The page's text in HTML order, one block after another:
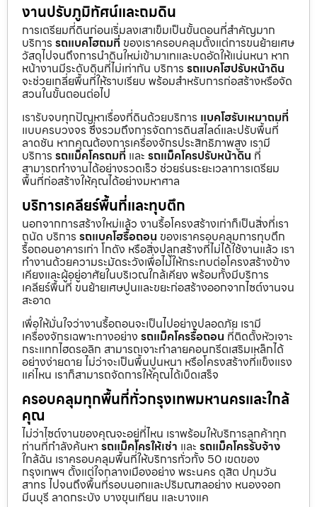
งานปรับภูมิทัศน์และถมดิน
การเตรียมที่ดินก่อนเริ่มลงเสาเข็มเป็นขั้นตอนที่สำคัญมาก
บริการ รถแบคโฮถมที่ ของเราครอบคลุมตั้งแต่การขนย้ายเศษ
วัสดุไปจนถึงการนำดินใหม่เข้ามาเทและบดอัดให้แน่นหนา หาก
หน้างานมีระดับดินที่ไม่เท่ากัน บริการ รถแบคโฮปรับหน้าดิน
จะช่วยเกลี่ยพื้นที่ให้ราบเรียบ พร้อมสำหรับการก่อสร้างหรือจัด
สวนในขั้นตอนต่อไป
เรารับจบทุกปัญหาเรื่องที่ดินด้วยบริการ แบคโฮรับเหมาถมที่
แบบครบวงจร ซึ่งรวมถึงการจัดการดินสไลด์และปรับพื้นที่
ลาดชัน หากคุณต้องการเครื่องจักรประสิทธิภาพสูง เรามี
บริการ รถแม็คโครถมที่ และ รถแม็คโครปรับหน้าดิน ที่
สามารถทำงานได้อย่างรวดเร็ว ช่วยร่นระยะเวลาการเตรียม
พื้นที่ก่อสร้างให้คุณได้อย่างมหาศาล
บริการเคลียร์พื้นที่และทุบตึก
นอกจากการสร้างใหม่แล้ว งานรื้อโครงสร้างเก่าก็เป็นสิ่งที่เรา
ถนัด บริการ รถแบคโฮรื้อถอน ของเราครอบคลุมการทุบตึก
รื้อถอนอาคารเก่า โกดัง หรือสิ่งปลูกสร้างที่ไม่ได้ใช้งานแล้ว เรา
ทำงานด้วยความระมัดระวังเพื่อไม่ให้กระทบต่อโครงสร้างข้าง
เคียงและผู้อยู่อาศัยในบริเวณใกล้เคียง พร้อมทั้งมีบริการ
เคลียร์พื้นที่ ขนย้ายเศษปูนและขยะก่อสร้างออกจากไซต์งานจน
สะอาด
เพื่อให้มั่นใจว่างานรื้อถอนจะเป็นไปอย่างปลอดภัย เรามี
เครื่องจักรเฉพาะทางอย่าง รถแม็คโครรื้อถอน ที่ติดตั้งหัวเจาะ
กระแทกไฮดรอลิก สามารถเจาะทำลายคอนกรีตเสริมเหล็กได้
อย่างง่ายดาย ไม่ว่าจะเป็นพื้นปูนหนา หรือโครงสร้างที่แข็งแรง
แค่ไหน เราก็สามารถจัดการให้คุณได้เบ็ดเสร็จ
ครอบคลุมทุกพื้นที่ทั่วกรุงเทพมหานครและใกล้
คุณ
ไม่ว่าไซต์งานของคุณจะอยู่ที่ไหน เราพร้อมให้บริการลูกค้าทุก
ท่านที่กำลังค้นหา รถแม็คโครให้เช่า และ รถแม็คโครรับจ้าง
ใกล้ฉัน เราครอบคลุมพื้นที่ให้บริการทั่วทั้ง 50 เขตของ
กรุงเทพฯ ตั้งแต่ใจกลางเมืองอย่าง พระนคร ดุสิต ปทุมวัน
สาทร ไปจนถึงพื้นที่รอบนอกและปริมณฑลอย่าง หนองจอก
มีนบุรี ลาดกระบัง บางขุนเทียน และบางแค